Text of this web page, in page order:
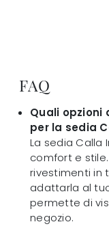
FAQ
Quali opzioni
per la sedia
La sedia
comfort e
rivestimenti in
adattarla al
permette di
negozio.